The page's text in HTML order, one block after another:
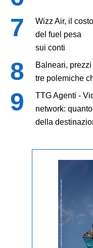
Wizz Air, il costo
del fuel pesa
sui conti
Balneari,
tre polemiche
TTG Agenti -
network:
della